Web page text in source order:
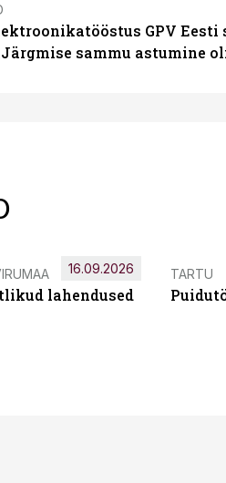
GPV Eesti
sammu astumine
lahendused
16.09.2026 TARTU